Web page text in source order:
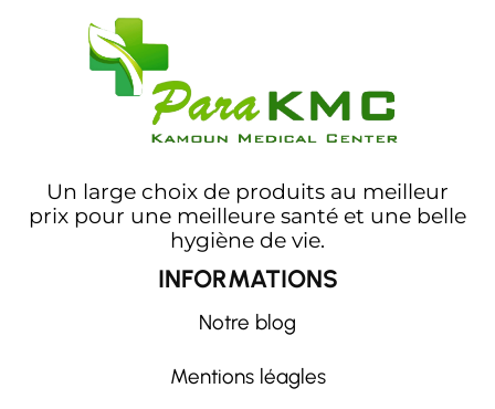
Un large choix de produits au meilleur
prix pour une meilleure santé et une belle
hygiène de vie.
INFORMATIONS
Notre blog
Mentions léagles